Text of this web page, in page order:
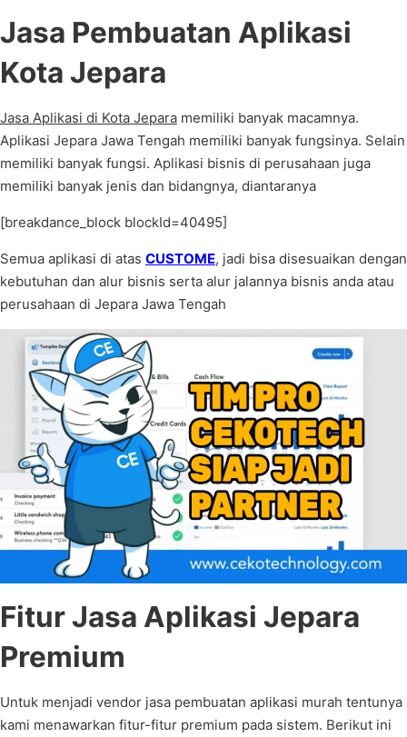
Jasa Pembuatan Aplikasi
Kota Jepara
Jasa Aplikasi di Kota Jepara memiliki banyak macamnya.
Aplikasi Jepara Jawa Tengah memiliki banyak fungsinya. Selain
memiliki banyak fungsi. Aplikasi bisnis di perusahaan juga
memiliki banyak jenis dan bidangnya, diantaranya
[breakdance_block blockId=40495]
Semua aplikasi di atas CUSTOME, jadi bisa disesuaikan dengan
kebutuhan dan alur bisnis serta alur jalannya bisnis anda atau
perusahaan di Jepara Jawa Tengah
Fitur Jasa Aplikasi Jepara
Premium
Untuk menjadi vendor jasa pembuatan aplikasi murah tentunya
kami menawarkan fitur-fitur premium pada sistem. Berikut ini